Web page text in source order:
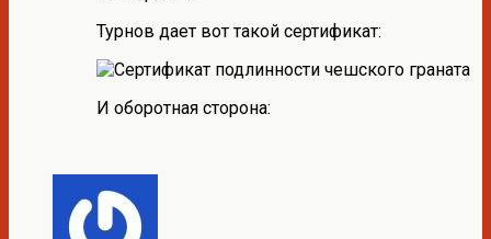
Турнов дает вот такой сертификат:
И оборотная сторона: